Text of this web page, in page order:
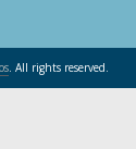
. All rights reserved.